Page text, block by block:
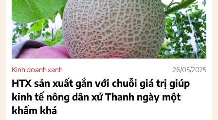
Kinh doanh xanh 26/05/2025
HTX sản xuất gắn với chuỗi giá trị giúp
kinh tế nông dân xứ Thanh ngày một
khấm khá